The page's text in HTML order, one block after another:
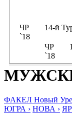
ЧР
`18
14-й
ЧР
`18
ФАКЕЛ Новый
ЮГРА › НОВА ›